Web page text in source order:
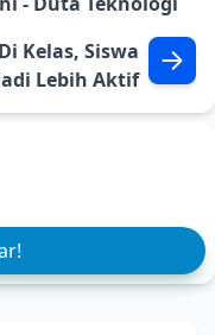
Kelas, Siswa
Lebih Aktif